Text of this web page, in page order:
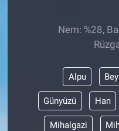
Nem: %28,
Alpu
Günyüzü Han
Mihalgazi